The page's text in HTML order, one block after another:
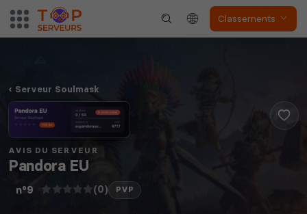
Classements
Dune Awakening
Serveur Soulmask
AVIS DU SERVEUR
Pandora EU
n°9 (0) PVP